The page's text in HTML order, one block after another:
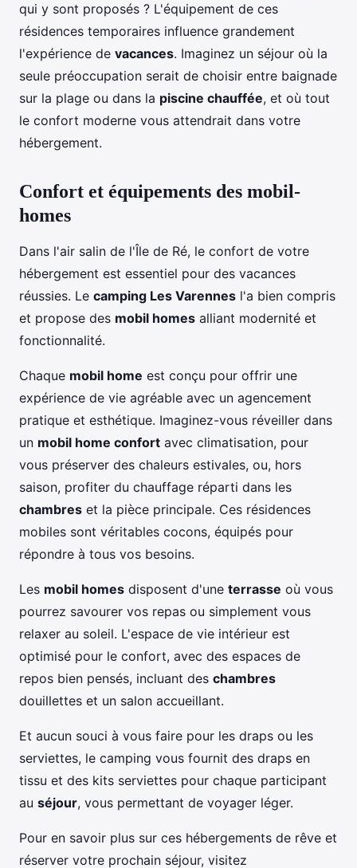
qui y sont proposés ? L'équipement de ces
résidences temporaires influence grandement
l'expérience de vacances. Imaginez un séjour où la
seule préoccupation serait de choisir entre baignade
sur la plage ou dans la piscine chauffée, et où tout
le confort moderne vous attendrait dans votre
hébergement.
Confort et équipements des mobil-
homes
Dans l'air salin de l'Île de Ré, le confort de votre
hébergement est essentiel pour des vacances
réussies. Le camping Les Varennes l'a bien compris
et propose des mobil homes alliant modernité et
fonctionnalité.
Chaque mobil home est conçu pour offrir une
expérience de vie agréable avec un agencement
pratique et esthétique. Imaginez-vous réveiller dans
un mobil home confort avec climatisation, pour
vous préserver des chaleurs estivales, ou, hors
saison, profiter du chauffage réparti dans les
chambres et la pièce principale. Ces résidences
mobiles sont véritables cocons, équipés pour
répondre à tous vos besoins.
Les mobil homes disposent d'une terrasse où vous
pourrez savourer vos repas ou simplement vous
relaxer au soleil. L'espace de vie intérieur est
optimisé pour le confort, avec des espaces de
repos bien pensés, incluant des chambres
douillettes et un salon accueillant.
Et aucun souci à vous faire pour les draps ou les
serviettes, le camping vous fournit des draps en
tissu et des kits serviettes pour chaque participant
au séjour, vous permettant de voyager léger.
Pour en savoir plus sur ces hébergements de rêve et
réserver votre prochain séjour, visitez